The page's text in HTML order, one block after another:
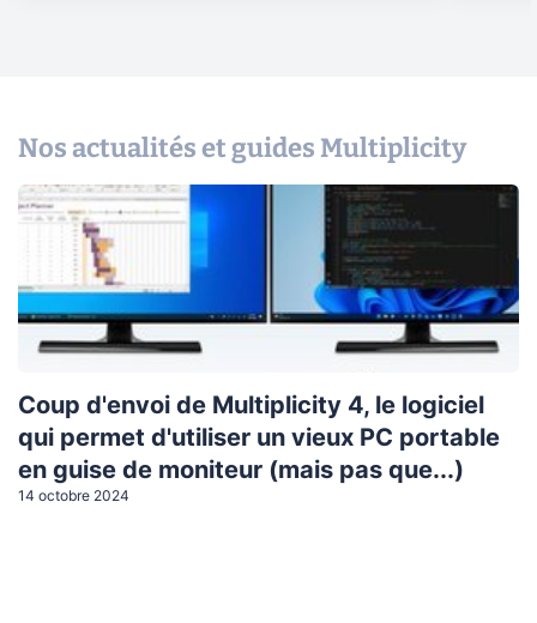
Nos actualités et guides Multiplicity
Coup d'envoi de Multiplicity 4, le logiciel
qui permet d'utiliser un vieux PC portable
en guise de moniteur (mais pas que...)
14 octobre 2024